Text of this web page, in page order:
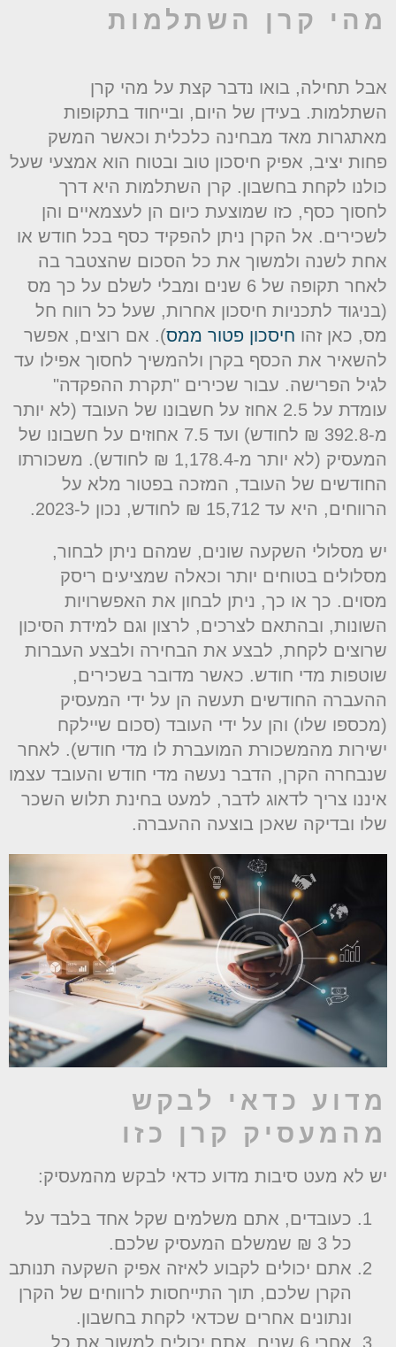
קרן השתלמות
תחילה, בואו נדבר קצת על מהי קרן
בעידן של היום, ובייחוד בתקופות
מאד מבחינה כלכלית וכאשר המשק
יציב, אפיק חיסכון טוב ובטוח הוא אמצעי שעל
לקחת בחשבון. קרן השתלמות היא דרך
כסף, כזו שמוצעת כיום הן לעצמאיים והן
אל הקרן ניתן להפקיד כסף בכל חודש או
לשנה ולמשוך את כל הסכום שהצטבר בה
לאחר תקופה של 6 שנים ומבלי לשלם על כך מס
לתכניות חיסכון אחרות, שעל כל רווח חל
כאן זהוחיסכון פטור ממס). אם רוצים, אפשר
את הכסף בקרן ולהמשיך לחסוך אפילו עד
הפרישה. עבור שכירים "תקרת ההפקדה"
עומדת על 2.5 אחוז על חשבונו של העובד (לא יותר
מ-392.8 ₪ לחודש) ועד 7.5 אחוזים על חשבונו של
המעסיק (לא יותר מ-1,178.4 ₪ לחודש). משכורתו
של העובד, המזכה בפטור מלא על
היא עד 15,712 ₪ לחודש, נכון ל-2023.
מסלולי השקעה שונים, שמהם ניתן לבחור,
בטוחים יותר וכאלה שמציעים ריסק
כך או כך, ניתן לבחון את האפשרויות
ובהתאם לצרכים, לרצון וגם למידת הסיכון
לקחת, לבצע את הבחירה ולבצע העברות
מדי חודש. כאשר מדובר בשכירים,
החודשים תעשה הן על ידי המעסיק
שלו) והן על ידי העובד (סכום שיילקח
מהמשכורת המועברת לו מדי חודש). לאחר
הקרן, הדבר נעשה מדי חודש והעובד עצמו
צריך לדאוג לדבר, למעט בחינת תלוש השכר
ובדיקה שאכן בוצעה ההעברה.
כדאי לבקש
קרן כזו
לא מעט סיבות מדוע כדאי לבקש מהמעסיק:
כעובדים, אתם משלמים שקל אחד בלבד על
כל 3 ₪ שמשלם המעסיק שלכם.
אתם יכולים לקבוע לאיזה אפיק השקעה תנותב
הקרן שלכם, תוך התייחסות לרווחים של הקרן
ונתונים אחרים שכדאי לקחת בחשבון.
אחרי 6 שנים, אתם יכולים למשוך את כל